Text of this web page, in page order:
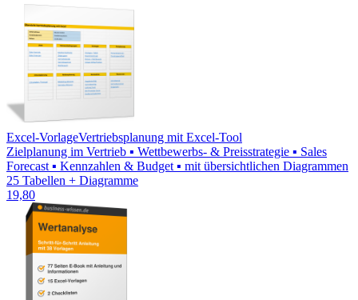
Excel-VorlageVertriebsplanung mit Excel-Tool
Zielplanung im Vertrieb ▪ Wettbewerbs- & Preisstrategie ▪ Sales
Forecast ▪ Kennzahlen & Budget ▪ mit übersichtlichen Diagrammen
25 Tabellen + Diagramme
19,80